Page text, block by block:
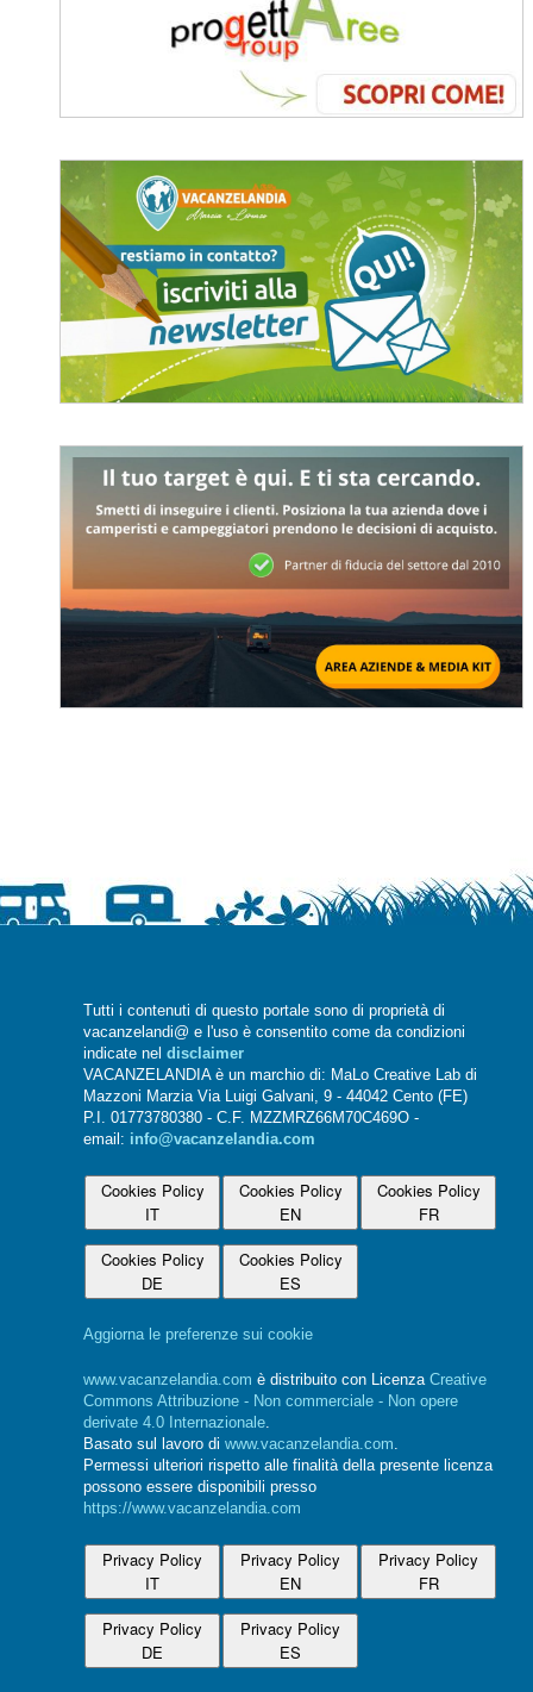
Tutti i contenuti di questo portale sono di proprietà di
vacanzelandi@ e l'uso è consentito come da condizioni
indicate nel disclaimer
VACANZELANDIA è un marchio di: MaLo Creative Lab di
Mazzoni Marzia Via Luigi Galvani, 9 - 44042 Cento (FE)
P.I. 01773780380 - C.F. MZZMRZ66M70C469O -
email: info@vacanzelandia.com
Cookies Policy
IT
Cookies Policy
EN
Cookies Policy
FR
Cookies Policy
DE
Cookies Policy
ES
Aggiorna le preferenze sui cookie
www.vacanzelandia.com è distribuito con Licenza Creative
Commons Attribuzione - Non commerciale - Non opere
derivate 4.0 Internazionale
Basato sul lavoro di www.vacanzelandia.com
Permessi ulteriori rispetto alle finalità della presente licenza
possono essere disponibili presso
https://www.vacanzelandia.com
Privacy Policy
IT
Privacy Policy
EN
Privacy Policy
FR
Privacy Policy
DE
Privacy Policy
ES